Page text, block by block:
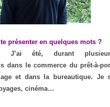
te présenter en quelques mots ?
J’ai été, durant
dans le commerce du prêt-à-
et dans la bureautique. Je
cinéma…